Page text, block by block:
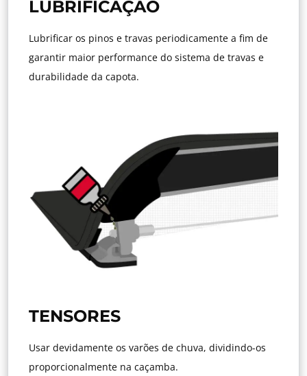
LUBRIFICAÇÃO
Lubrificar os pinos e travas periodicamente a fim de
garantir maior performance do sistema de travas e
durabilidade da capota.
TENSORES
Usar devidamente os varões de chuva, dividindo-os
proporcionalmente na caçamba.